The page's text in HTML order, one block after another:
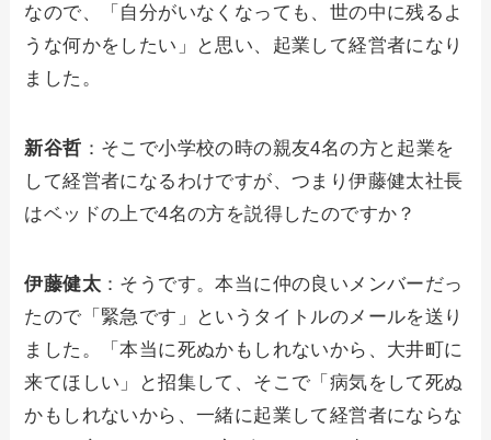
なので、「自分がいなくなっても、世の中に残るよ
うな何かをしたい」と思い、起業して経営者になり
ました。
新谷哲 ：そこで小学校の時の親友4名の方と起業を
して経営者になるわけですが、つまり伊藤健太社長
はベッドの上で4名の方を説得したのですか？
伊藤健太 ：そうです。本当に仲の良いメンバーだっ
たので「緊急です」というタイトルのメールを送り
ました。「本当に死ぬかもしれないから、大井町に
来てほしい」と招集して、そこで「病気をして死ぬ
かもしれないから、一緒に起業して経営者にならな